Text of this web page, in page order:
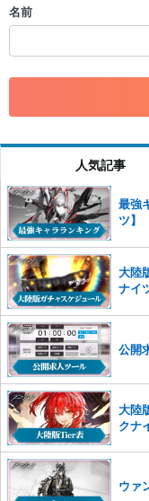
・一度削除された投
・アカウントの売買
・各ゲームのネタバ
・その他、管理者が
だけますでしょうか
せていただきます。
※一度削除したコメ
さい。
また、過度な利用規約
った場合は、法的措置を
かじめご理解くださいま
名前
人気記事
最強
ツ】
大陸
ナイ
公開
大陸
クナ
ウァ